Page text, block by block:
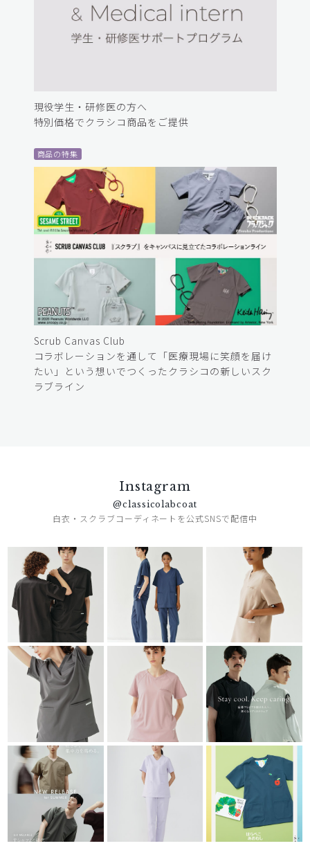
現役学生・研修医の方へ
特別価格でクラシコ商品をご提供
商品の特集
Scrub Canvas Club
コラボレーションを通して「医療現場に笑顔を届け
たい」という想いでつくったクラシコの新しいスク
ラブライン
Instagram
@classicolabcoat
白衣・スクラブコーディネートを公式SNSで配信中